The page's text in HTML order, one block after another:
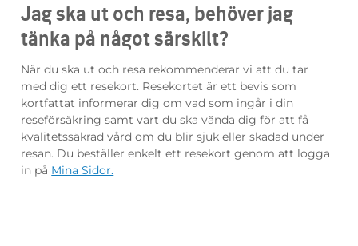
Jag ska ut och resa, behöver jag
tänka på något särskilt?
När du ska ut och resa rekommenderar vi att du tar
med dig ett resekort. Resekortet är ett bevis som
kortfattat informerar dig om vad som ingår i din
reseförsäkring samt vart du ska vända dig för att få
kvalitetssäkrad vård om du blir sjuk eller skadad under
resan. Du beställer enkelt ett resekort genom att logga
in på Mina Sidor.